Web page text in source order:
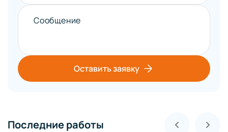
Сообщение
Оставить заявку
Последние работы